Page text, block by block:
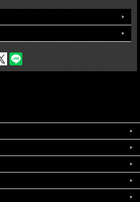
Laser Projector
ましたヨーロッパのトップ
カー製品
ローコストとなっておりま
製品ではなく、ぜひヨー
をお使いください。